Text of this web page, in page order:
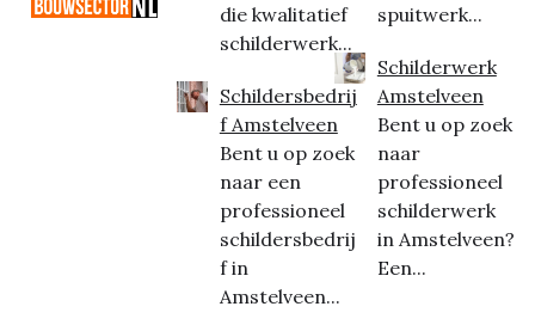
die kwalitatief
schilderwerk...
Schildersbedrij
f Amstelveen
Bent u op zoek
naar een
professioneel
schildersbedrij
f in
Amstelveen...
spuitwerk...
Schilderwerk
Amstelveen
Bent u op zoek
naar
professioneel
schilderwerk
in Amstelveen?
Een...